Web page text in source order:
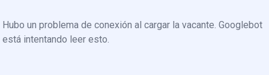
Hubo un problema de conexión al cargar la vacante. Googlebot
está intentando leer esto.